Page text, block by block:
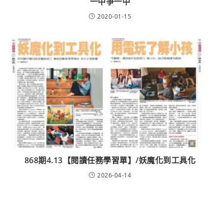
2020-01-15
868期4.13【閱讀任務學習單】/妖魔化到工具化
2026-04-14